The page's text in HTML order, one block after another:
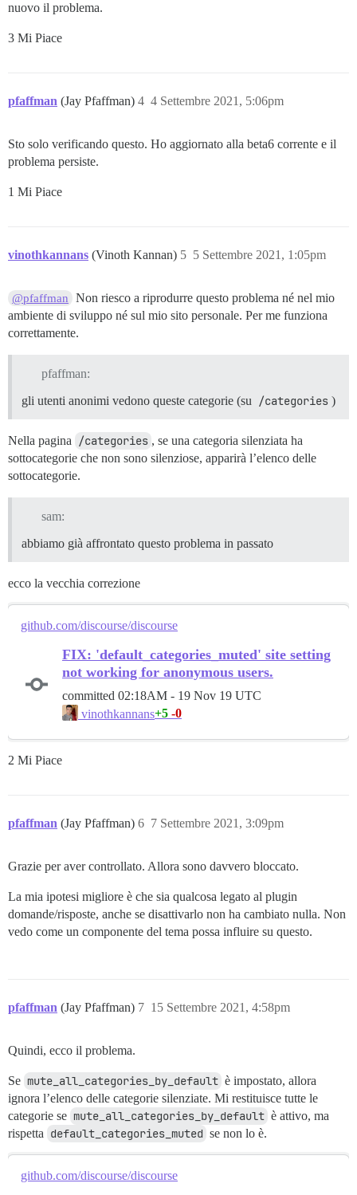
nuovo il problema.
3 Mi Piace
pfaffman (Jay Pfaffman) 4 Settembre 2021, 5:06pm
4
Sto solo verificando questo. Ho aggiornato alla beta6 corrente e il
problema persiste.
1 Mi Piace
vinothkannans (Vinoth Kannan) 5 Settembre 2021, 1:05pm
5
@pfaffman
Non riesco a riprodurre questo problema né nel mio
ambiente di sviluppo né sul mio sito personale. Per me funziona
correttamente.
pfaffman:
gli utenti anonimi vedono queste categorie (su
/categories )
Nella pagina /categories , se una categoria silenziata ha
sottocategorie che non sono silenziose, apparirà l’elenco delle
sottocategorie.
sam:
abbiamo già affrontato questo problema in passato
ecco la vecchia correzione
github.com/discourse/discourse
FIX: 'default_categories_muted' site setting
not working for anonymous users.
committed 02:18AM - 19 Nov 19 UTC
vinothkannans+5 -0
2 Mi Piace
pfaffman (Jay Pfaffman) 7 Settembre 2021, 3:09pm
6
Grazie per aver controllato. Allora sono davvero bloccato.
La mia ipotesi migliore è che sia qualcosa legato al plugin
domande/risposte, anche se disattivarlo non ha cambiato nulla. Non
vedo come un componente del tema possa influire su questo.
pfaffman (Jay Pfaffman) 15 Settembre 2021, 4:58pm
7
Quindi, ecco il problema.
Se mute_all_categories_by_default è impostato, allora
ignora l’elenco delle categorie silenziate. Mi restituisce tutte le
categorie se mute_all_categories_by_default è attivo, ma
rispetta default_categories_muted se non lo è.
github.com/discourse/discourse